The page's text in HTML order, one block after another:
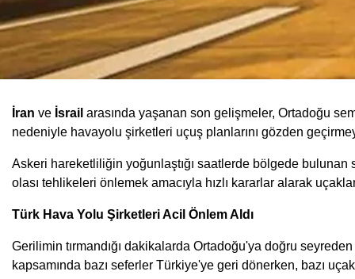
İran ve İsrail arasında yaşanan son gelişmeler, Ortadoğu
nedeniyle havayolu şirketleri uçuş planlarını gözden
Askeri hareketliliğin yoğunlaştığı saatlerde bölgede
olası tehlikeleri önlemek amacıyla hızlı kararlar alarak
Türk Hava Yolu Şirketleri Acil Önlem Aldı
Gerilimin tırmandığı dakikalarda Ortadoğu'ya doğru
kapsamında bazı seferler Türkiye'ye geri dönerken, bazı